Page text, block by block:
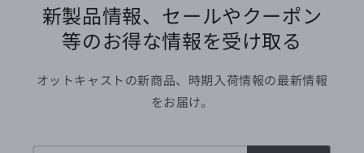
新製品情報、セールやクーポン
等のお得な情報を受け取る
オットキャストの新商品、時期入荷情報の最新情報
をお届け。